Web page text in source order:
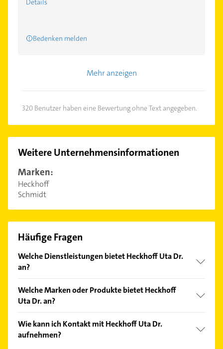
Details
Bedenken melden
Mehr anzeigen
320 Benutzer haben eine Bewertung ohne Text angegeben.
Weitere Unternehmensinformationen
Marken:
Heckhoff
Schmidt
Häufige Fragen
Welche Dienstleistungen bietet Heckhoff Uta Dr.
an?
Erwachsenenbehandlung, Erwachsenen-
Kieferorthopädie, Fachzahnärztin Kieferorthopädie
Welche Marken oder Produkte bietet Heckhoff
Uta Dr. an?
Schmidt, durchsichtige Zahnspange,
Keramikbrackets und Zahnklammer.
Wie kann ich Kontakt mit Heckhoff Uta Dr.
aufnehmen?